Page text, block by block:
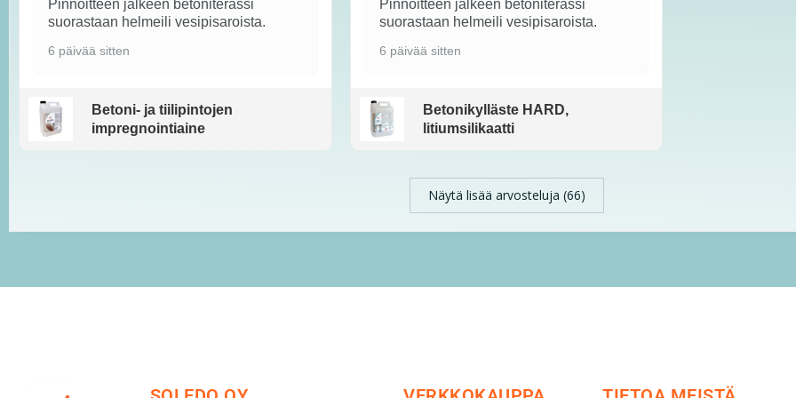
Pinnoitteen jälkeen betoniterassi
suorastaan helmeili vesipisaroista.
6 päivää sitten
Betoni- ja tiilipintojen
impregnointiaine
Pinnoitteen jälkeen betoniterassi
suorastaan helmeili vesipisaroista.
6 päivää sitten
Betonikylläste HARD,
litiumsilikaatti
Näytä lisää arvosteluja (66)